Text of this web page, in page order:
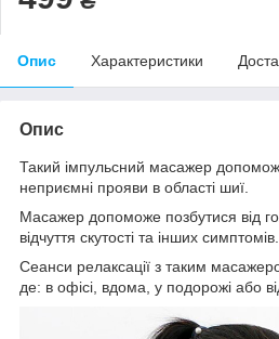
Опис Характеристики
Опис
Такий імпульсний масажер
неприємні прояви в області шиї.
Масажер допоможе позбутися від
відчуття скутості та інших симптомів.
Сеанси релаксації з таким
де: в офісі, вдома, у подорожі або